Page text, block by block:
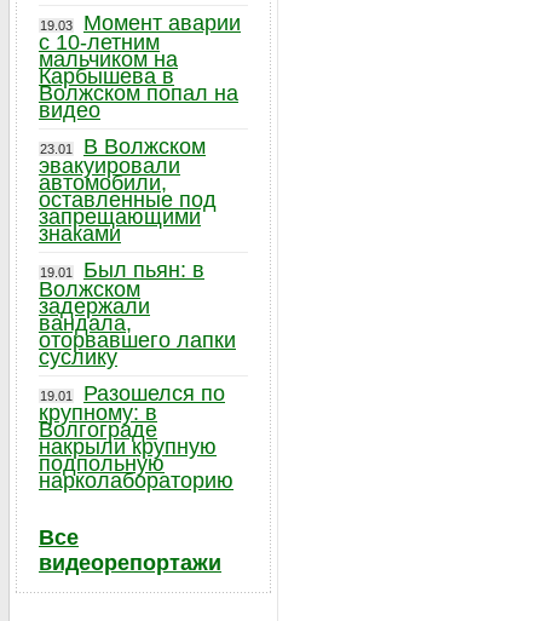
19.03
Момент аварии
с 10-летним
мальчиком на
Карбышева в
Волжском попал на
видео
23.01
В Волжском
эвакуировали
автомобили,
оставленные под
запрещающими
знаками
19.01
Был пьян: в
Волжском
задержали
вандала,
оторвавшего лапки
суслику
19.01
Разошелся по
крупному: в
Волгограде
накрыли крупную
подпольную
нарколабораторию
Все
видеорепортажи